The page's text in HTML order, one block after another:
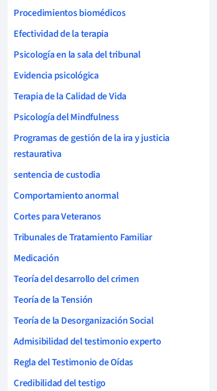
Procedimientos biomédicos
Efectividad de la terapia
Psicología en la sala del tribunal
Evidencia psicológica
Terapia de la Calidad de Vida
Psicología del Mindfulness
Programas de gestión de la ira y justicia
restaurativa
sentencia de custodia
Comportamiento anormal
Cortes para Veteranos
Tribunales de Tratamiento Familiar
Medicación
Teoría del desarrollo del crimen
Teoría de la Tensión
Teoría de la Desorganización Social
Admisibilidad del testimonio experto
Regla del Testimonio de Oídas
Credibilidad del testigo